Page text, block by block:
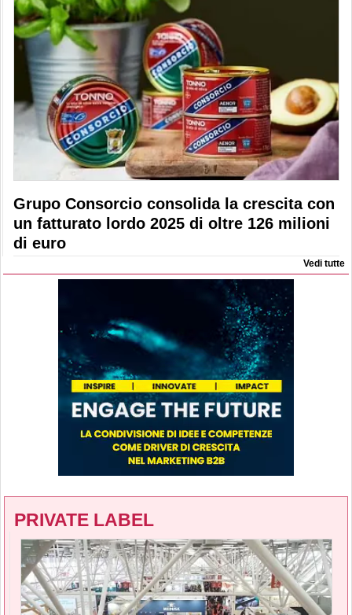
Grupo Consorcio consolida la crescita con
un fatturato lordo 2025 di oltre 126 milioni
di euro
Vedi tutte
PRIVATE LABEL